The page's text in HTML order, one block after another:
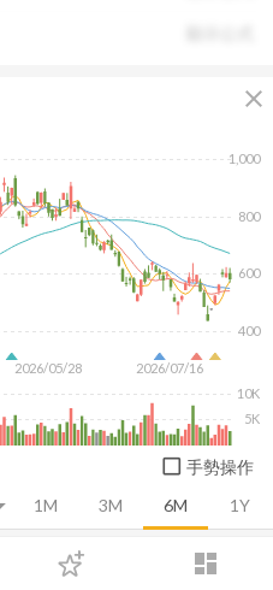
dashboard
登入
close
1M 3M 6M 1Y
2026/05/28 2026/07/16
400
600
800
1,000
5K
10K
手勢操作
消息面 財務報